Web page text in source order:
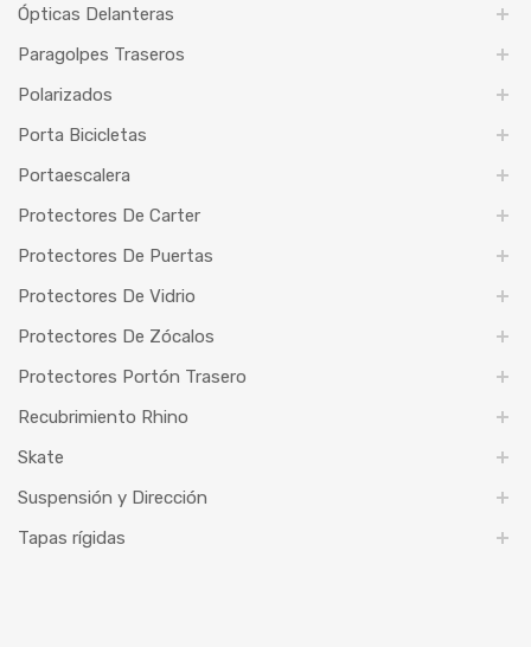
Ópticas Delanteras
Paragolpes Traseros
Polarizados
Porta Bicicletas
Portaescalera
Protectores De Carter
Protectores De Puertas
Protectores De Vidrio
Protectores De Zócalos
Protectores Portón Trasero
Recubrimiento Rhino
Skate
Suspensión y Dirección
Tapas rígidas